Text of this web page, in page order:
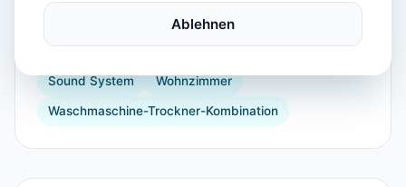
Toaster
Vogelbeobachtung Golf Reiten Windsurfen
Sound System Wohnzimmer
Waschmaschine-Trockner-Kombination
Ablehnen